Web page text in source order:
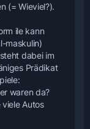
(= Wieviel?).
ile kann
maskulin)
dabei im
Prädikat
waren da?
viele Autos